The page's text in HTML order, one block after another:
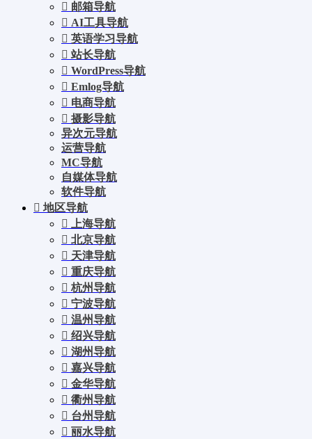
邮箱导航
AI工具导航
英语学习导航
站长导航
WordPress导航
Emlog导航
电商导航
摄影导航
异次元导航
运营导航
MC导航
自媒体导航
软件导航
地区导航
上海导航
北京导航
天津导航
重庆导航
杭州导航
宁波导航
温州导航
绍兴导航
湖州导航
嘉兴导航
金华导航
衢州导航
台州导航
丽水导航